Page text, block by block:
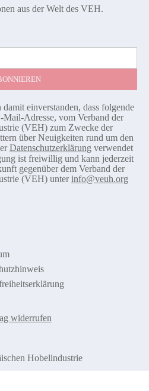
aus der Welt des VEH.
einverstanden, dass folgende
Adresse, vom Verband der
(VEH) zum Zwecke der
über Neuigkeiten rund um den
Datenschutzerklärung verwendet
ist freiwillig und kann jederzeit
gegenüber dem Verband der
(VEH) unterinfo@veuh.org
widerrufen
Hobelindustrie